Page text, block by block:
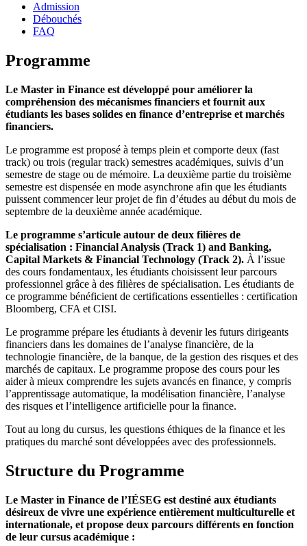
Admission
Débouchés
FAQ
Programme
Le Master in Finance est développé pour améliorer la
compréhension des mécanismes financiers et fournit aux
étudiants les bases solides en finance d’entreprise et marchés
financiers.
Le programme est proposé à temps plein et comporte deux (fast
track) ou trois (regular track) semestres académiques, suivis d’un
semestre de stage ou de mémoire. La deuxième partie du troisième
semestre est dispensée en mode asynchrone afin que les étudiants
puissent commencer leur projet de fin d’études au début du mois de
septembre de la deuxième année académique.
Le programme s’articule autour de deux filières de
spécialisation : Financial Analysis (Track 1) and Banking,
Capital Markets & Financial Technology (Track 2). À l’issue
des cours fondamentaux, les étudiants choisissent leur parcours
professionnel grâce à des filières de spécialisation. Les étudiants de
ce programme bénéficient de certifications essentielles : certification
Bloomberg, CFA et CISI.
Le programme prépare les étudiants à devenir les futurs dirigeants
financiers dans les domaines de l’analyse financière, de la
technologie financière, de la banque, de la gestion des risques et des
marchés de capitaux. Le programme propose des cours pour les
aider à mieux comprendre les sujets avancés en finance, y compris
l’apprentissage automatique, la modélisation financière, l’analyse
des risques et l’intelligence artificielle pour la finance.
Tout au long du cursus, les questions éthiques de la finance et les
pratiques du marché sont développées avec des professionnels.
Structure du Programme
Le Master in Finance de l’IÉSEG est destiné aux étudiants
désireux de vivre une expérience entièrement multiculturelle et
internationale, et propose deux parcours différents en fonction
de leur cursus académique :